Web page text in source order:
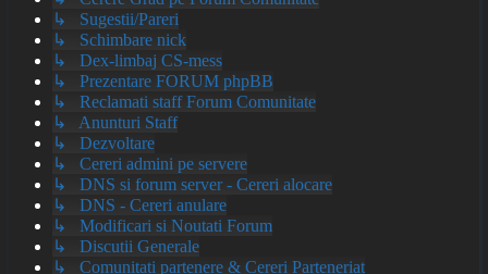
↳ Sugestii/Pareri
↳ Schimbare nick
↳ Dex-limbaj CS-mess
↳ Prezentare FORUM phpBB
↳ Reclamati staff Forum Comunitate
↳ Anunturi Staff
↳ Dezvoltare
↳ Cereri admini pe servere
↳ DNS si forum server - Cereri alocare
↳ DNS - Cereri anulare
↳ Modificari si Noutati Forum
↳ Discutii Generale
↳ Comunitati partenere & Cereri Parteneriat